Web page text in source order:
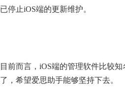
已停止iOS端的更新维护。
目前而言，iOS端的管理软件比较
了，希望爱思助手能够坚持下去。